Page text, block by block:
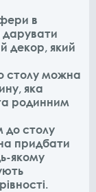
в
дарувати
декор, який
столу можна
яка
родинним
до столу
придбати
якому